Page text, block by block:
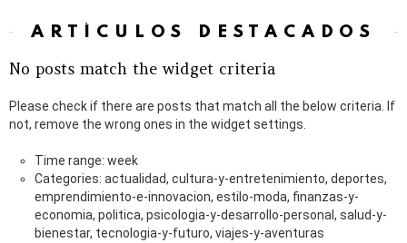
ARTÍCULOS DESTACADOS
No posts match the widget criteria
Please check if there are posts that match all the below criteria. If
not, remove the wrong ones in the widget settings.
Time range: week
Categories: actualidad, cultura-y-entretenimiento, deportes,
emprendimiento-e-innovacion, estilo-moda, finanzas-y-
economia, politica, psicologia-y-desarrollo-personal, salud-y-
bienestar, tecnologia-y-futuro, viajes-y-aventuras